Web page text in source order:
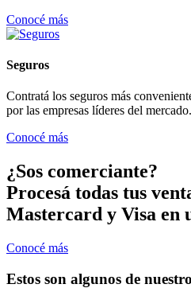
Conocé más
Seguros
Contratá los seguros más
por las empresas líderes del mercado.
Conocé más
¿Sos comerciante?
Procesá todas tus
Mastercard y Visa en
Conocé más
Estos son algunos de